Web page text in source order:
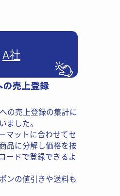
A社
の売上登録
の売上登録の集​計に
ました。
マットに合わせ​てセ
品に分解し​価格を按
ードで​登録できるよ
ンの値引きや送​料も